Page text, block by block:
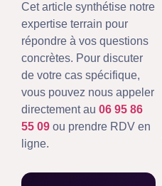
Cet article synthétise notre
expertise terrain pour
répondre à vos questions
concrètes. Pour discuter
de votre cas spécifique,
vous pouvez nous appeler
directement au 06 95 86
55 09 ou prendre RDV en
ligne.